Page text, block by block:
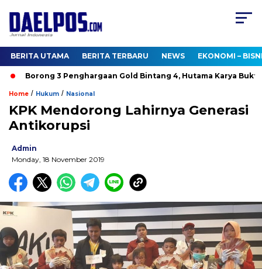
BERITA UTAMA BERITA TERBARU NEWS EKONOMI –
Borong 3 Penghargaan Gold Bintang 4, Hutama Karya
Home / Hukum / Nasional
KPK Mendorong Lahirnya Generasi
Antikorupsi
Admin
Monday, 18 November 2019